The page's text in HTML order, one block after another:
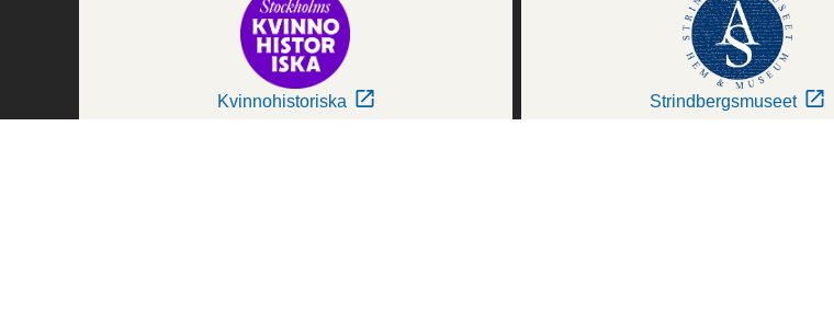
Kvinnohistoriska Strindbergsmuseet